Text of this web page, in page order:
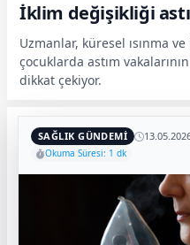
İklim değişikliği
Uzmanlar, küresel ısınma
çocuklarda astım
dikkat çekiyor.
SAĞLIK GÜNDEMİ
Okuma Süresi: 1 dk